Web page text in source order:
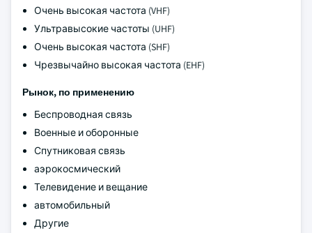
Очень высокая частота (VHF)
Ультравысокие частоты (UHF)
Очень высокая частота (SHF)
Чрезвычайно высокая частота (EHF)
Рынок, по применению
Беспроводная связь
Военные и оборонные
Спутниковая связь
аэрокосмический
Телевидение и вещание
автомобильный
Другие